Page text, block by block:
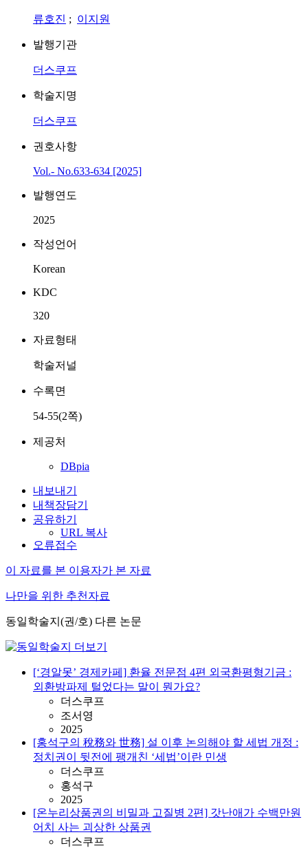
류호진 ; 이지원
발행기관
더스쿠프
학술지명
더스쿠프
권호사항
Vol.- No.633-634 [2025]
발행연도
2025
작성언어
Korean
KDC
320
자료형태
학술저널
수록면
54-55(2쪽)
제공처
DBpia
내보내기
내책장담기
공유하기
URL 복사
오류접수
이 자료를 본 이용자가 본 자료
나만을 위한 추천자료
동일학술지(권/호) 다른 논문
[‘경알못’ 경제카페] 환율 전문점 4편 외국환평형기금 :
외환방파제 털었다는 말이 뭔가요?
더스쿠프
조서영
2025
[홍석구의 稅務와 世務] 설 이후 논의해야 할 세법 개정 :
정치권이 뒷전에 팽개친 ‘세법’이란 민생
더스쿠프
홍석구
2025
[온누리상품권의 비밀과 고질병 2편] 갓난애가 수백만원
어치 사는 괴상한 상품권
더스쿠프